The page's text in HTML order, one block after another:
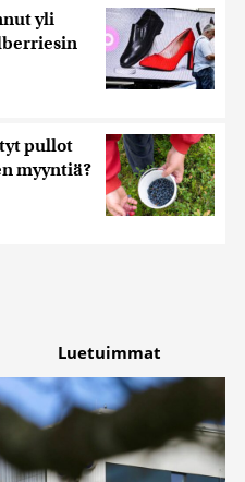
yli
pullot
myyntiä?
Luetuimmat